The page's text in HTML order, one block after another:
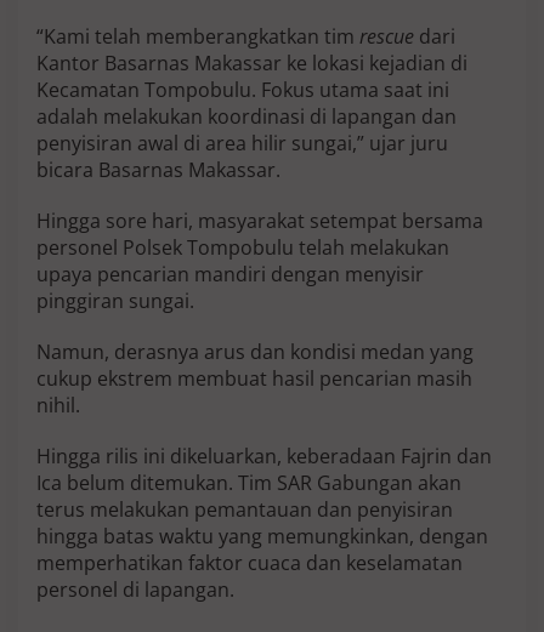
n
g
“Kami telah memberangkatkan tim rescue dari
Kantor Basarnas Makassar ke lokasi kejadian di
Kecamatan Tompobulu. Fokus utama saat ini
adalah melakukan koordinasi di lapangan dan
penyisiran awal di area hilir sungai,” ujar juru
bicara Basarnas Makassar.
Hingga sore hari, masyarakat setempat bersama
personel Polsek Tompobulu telah melakukan
upaya pencarian mandiri dengan menyisir
pinggiran sungai.
Namun, derasnya arus dan kondisi medan yang
cukup ekstrem membuat hasil pencarian masih
nihil.
Hingga rilis ini dikeluarkan, keberadaan Fajrin dan
Ica belum ditemukan. Tim SAR Gabungan akan
terus melakukan pemantauan dan penyisiran
hingga batas waktu yang memungkinkan, dengan
memperhatikan faktor cuaca dan keselamatan
personel di lapangan.